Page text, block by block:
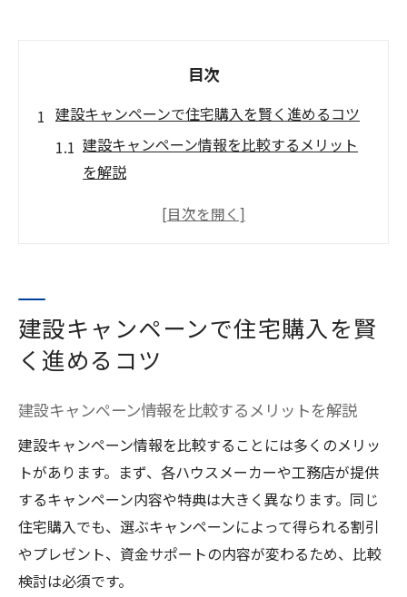
目次
建設キャンペーンで住宅購入を賢く進めるコツ
建設キャンペーン情報を比較するメリット
を解説
建設の申し込み時に役立つ最新キャンペー
住宅購入で失敗しない建設キャンペーン選
びの秘訣
建設キャンペーン申請時の注意点と申込方
法
省エネ住宅の建設と最新キャンペーン情報
建設で省エネ住宅を選ぶ際の重要チェック
ポイント
最新の省エネ建設キャンペーン情報を早め
に把握
建設キャンペーンで得する省エネ住宅選び
建設キャンペーンで住宅購入を賢
く進めるコツ
建設キャンペーン情報を比較するメリットを解説
建設キャンペーン情報を比較することには多くのメリッ
トがあります。まず、各ハウスメーカーや工務店が提供
するキャンペーン内容や特典は大きく異なります。同じ
住宅購入でも、選ぶキャンペーンによって得られる割引
やプレゼント、資金サポートの内容が変わるため、比較
検討は必須です。